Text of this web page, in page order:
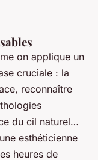
on applique un
cruciale : la
reconnaître
du cil naturel…
esthéticienne
heures de